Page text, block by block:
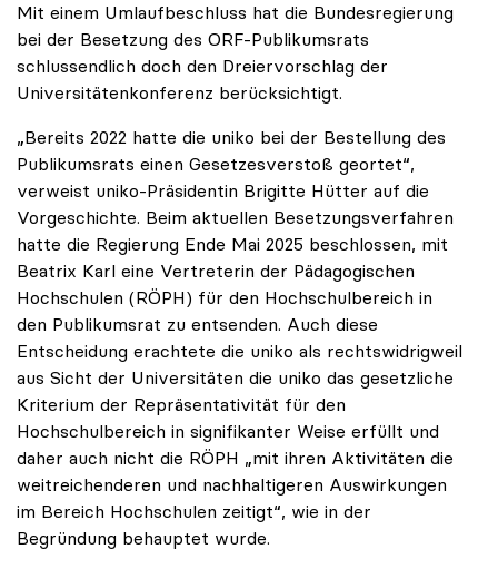
Mit einem Umlaufbeschluss hat die Bundesregierung
bei der Besetzung des ORF-Publikumsrats
schlussendlich doch den Dreiervorschlag der
Universitätenkonferenz berücksichtigt.
„Bereits 2022 hatte die uniko bei der Bestellung des
Publikumsrats einen Gesetzesverstoß geortet“,
verweist uniko-Präsidentin Brigitte Hütter auf die
Vorgeschichte. Beim aktuellen Besetzungsverfahren
hatte die Regierung Ende Mai 2025 beschlossen, mit
Beatrix Karl eine Vertreterin der Pädagogischen
Hochschulen (RÖPH) für den Hochschulbereich in
den Publikumsrat zu entsenden. Auch diese
Entscheidung erachtete die uniko als rechtswidrigweil
aus Sicht der Universitäten die uniko das gesetzliche
Kriterium der Repräsentativität für den
Hochschulbereich in signifikanter Weise erfüllt und
daher auch nicht die RÖPH „mit ihren Aktivitäten die
weitreichenderen und nachhaltigeren Auswirkungen
im Bereich Hochschulen zeitigt“, wie in der
Begründung behauptet wurde.